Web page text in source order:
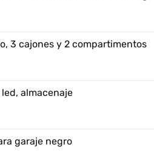
3 cajones y 2 compartimentos
almacenaje
garaje negro